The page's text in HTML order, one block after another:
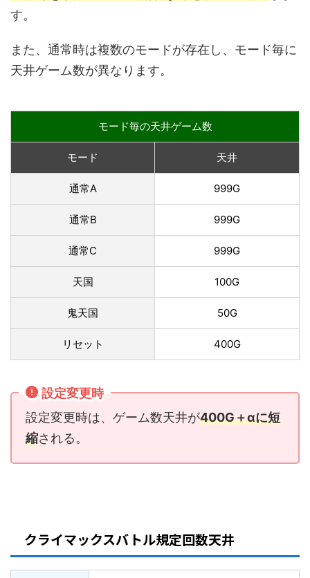
す。
また、通常時は複数のモードが存在し、モード毎に
天井ゲーム数が異なります。
モード毎の天井ゲーム数
モード 天井
通常A 999G
通常B 999G
通常C 999G
天国 100G
鬼天国 50G
リセット 400G
設定変更時
設定変更時は、ゲーム数天井が400G＋αに短
縮される。
クライマックスバトル規定回数天井